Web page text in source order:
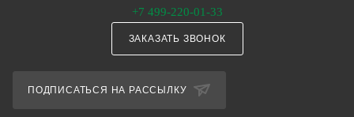
+7 499-220-01-33
ЗАКАЗАТЬ ЗВОНОК
ПОДПИСАТЬСЯ НА РАССЫЛКУ